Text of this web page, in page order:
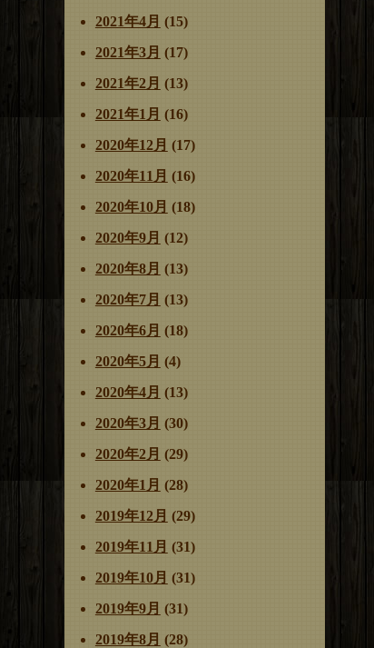
2021年4月 (15)
2021年3月 (17)
2021年2月 (13)
2021年1月 (16)
2020年12月 (17)
2020年11月 (16)
2020年10月 (18)
2020年9月 (12)
2020年8月 (13)
2020年7月 (13)
2020年6月 (18)
2020年5月 (4)
2020年4月 (13)
2020年3月 (30)
2020年2月 (29)
2020年1月 (28)
2019年12月 (29)
2019年11月 (31)
2019年10月 (31)
2019年9月 (31)
2019年8月 (28)